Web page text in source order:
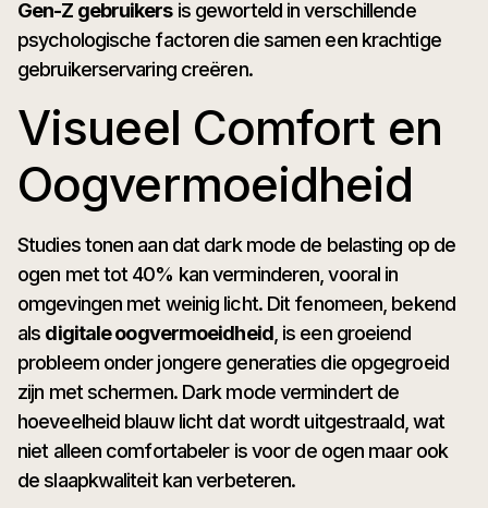
Gen-Z gebruikersis geworteld in verschillende
psychologische factoren die samen een krachtige
gebruikerservaring creëren.
Visueel Comfort en
Oogvermoeidheid
Studies tonen aan dat dark mode de belasting op de
ogen met tot 40% kan verminderen, vooral in
omgevingen met weinig licht. Dit fenomeen, bekend
als digitale oogvermoeidheid, is een groeiend
probleem onder jongere generaties die opgegroeid
zijn met schermen. Dark mode vermindert de
hoeveelheid blauw licht dat wordt uitgestraald, wat
niet alleen comfortabeler is voor de ogen maar ook
de slaapkwaliteit kan verbeteren.